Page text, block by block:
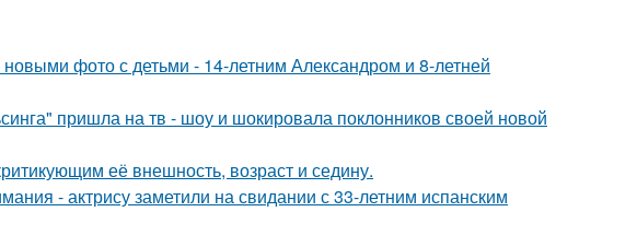
фото с детьми - 14-летним Александром и 8-летней
пришла на тв - шоу и шокировала поклонников своей новой
её внешность, возраст и седину.
- актрису заметили на свидании с 33-летним испанским